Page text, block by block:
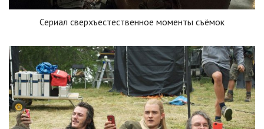
Сериал сверхъестественное моменты съёмок